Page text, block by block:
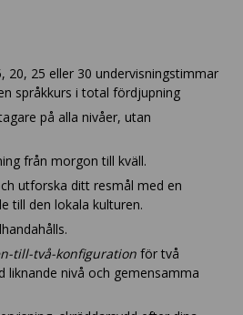
20, 25 eller 30 undervisningstimmar
språkkurs i total fördjupning
på alla nivåer, utan
från morgon till kväll.
utforska ditt resmål med en
till den lokala kulturen.
till-två-konfiguration för två
liknande nivå och gemensamma